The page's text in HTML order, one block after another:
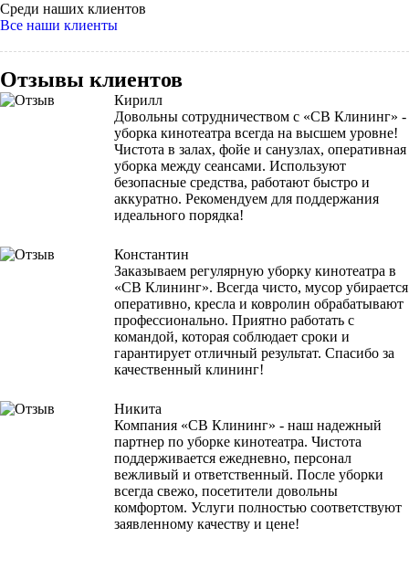
Среди наших клиентов
Все наши клиенты
Отзывы клиентов
Кирилл
Довольны сотрудничеством с «СВ Клининг» -
уборка кинотеатра всегда на высшем уровне!
Чистота в залах, фойе и санузлах, оперативная
уборка между сеансами. Используют
безопасные средства, работают быстро и
аккуратно. Рекомендуем для поддержания
идеального порядка!
Константин
Заказываем регулярную уборку кинотеатра в
«СВ Клининг». Всегда чисто, мусор убирается
оперативно, кресла и ковролин обрабатывают
профессионально. Приятно работать с
командой, которая соблюдает сроки и
гарантирует отличный результат. Спасибо за
качественный клининг!
Никита
Компания «СВ Клининг» - наш надежный
партнер по уборке кинотеатра. Чистота
поддерживается ежедневно, персонал
вежливый и ответственный. После уборки
всегда свежо, посетители довольны
комфортом. Услуги полностью соответствуют
заявленному качеству и цене!